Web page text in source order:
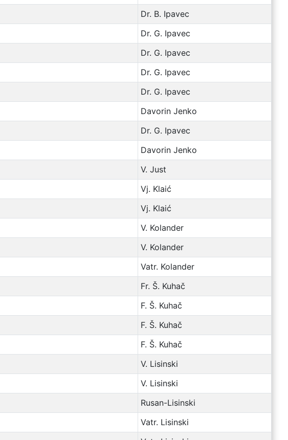
Dr. B. Ipavec
Dr. G. Ipavec
Dr. G. Ipavec
Dr. G. Ipavec
Dr. G. Ipavec
Davorin Jenko
Dr. G. Ipavec
Davorin Jenko
V. Just
Vj. Klaić
Vj. Klaić
V. Kolander
V. Kolander
Vatr. Kolander
Fr. Š. Kuhač
F. Š. Kuhač
F. Š. Kuhač
F. Š. Kuhač
V. Lisinski
V. Lisinski
Rusan-Lisinski
Vatr. Lisinski